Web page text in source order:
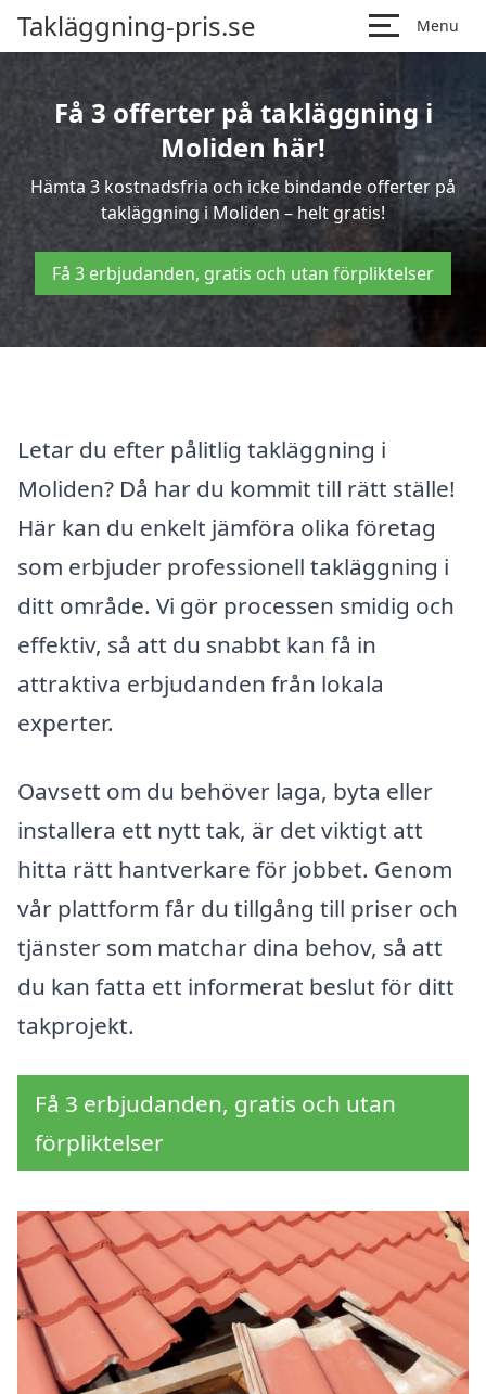
Takläggning-pris.se Menu
Få 3 offerter på takläggning i
Moliden här!
Hämta 3 kostnadsfria och icke bindande offerter på
takläggning i Moliden – helt gratis!
Få 3 erbjudanden, gratis och utan förpliktelser
Letar du efter pålitlig takläggning i
Moliden? Då har du kommit till rätt ställe!
Här kan du enkelt jämföra olika företag
som erbjuder professionell takläggning i
ditt område. Vi gör processen smidig och
effektiv, så att du snabbt kan få in
attraktiva erbjudanden från lokala
experter.
Oavsett om du behöver laga, byta eller
installera ett nytt tak, är det viktigt att
hitta rätt hantverkare för jobbet. Genom
vår plattform får du tillgång till priser och
tjänster som matchar dina behov, så att
du kan fatta ett informerat beslut för ditt
takprojekt.
Få 3 erbjudanden, gratis och utan
förpliktelser